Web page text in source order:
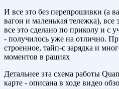
И все это без перепрошивки (а
вагон и маленькая тележка), все
все это сделано по приколу и с
- получилось уже на отлично.
строенное, тайп-с зарядка и
моментов в рациях
Детальнее эта схема работы
карте - описана в ходе видео